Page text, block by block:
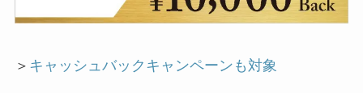
＞ キャッシュバックキャンペーンも対象